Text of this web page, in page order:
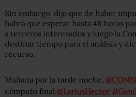
Sin embargo, dijo que de haber
habrá que esperar hasta 48 horas
a terceros interesados y luego la
destinar tiempo para el análisis y
recurso.
Mañana por la tarde noche,
cómputo final:@LariosHector